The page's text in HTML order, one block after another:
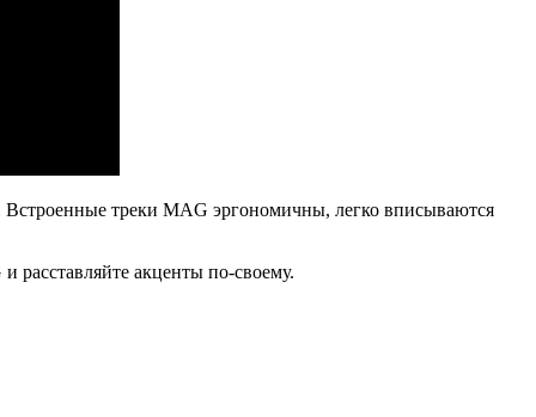
треки MAG эргономичны, легко вписываются
расставляйте акценты по-своему.